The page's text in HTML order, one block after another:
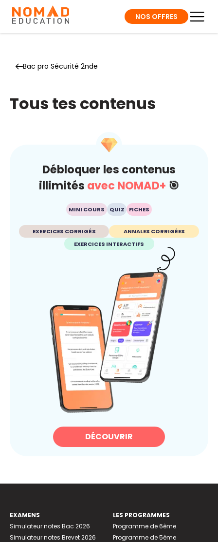
NOS OFFRES
Bac pro Sécurité 2nde
Tous tes contenus
Débloquer les contenus
illimités avec NOMAD+ 🎯
MINI COURS QUIZ FICHES
EXERCICES CORRIGÉS
ANNALES CORRIGÉES
EXERCICES INTERACTIFS
DÉCOUVRIR
EXAMENS
Simulateur notes Bac 2026
Simulateur notes Brevet 2026
LES PROGRAMMES
Programme de 6ème
Programme de 5ème